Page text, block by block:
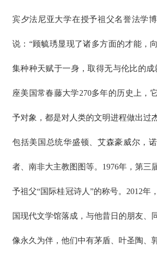
宾夕法尼亚大学在授予祖父名誉法学
说：“顾毓琇显现了诸多方面的才能，
集种种天赋于一身，取得无与伦比的成
座美国常春藤大学270多年的历史上，
予对象，都是对人类的文明进程做出过
包括美国总统华盛顿、艾森豪威尔，
者、南非大主教图图等。1976年，第三
予祖父“国际桂冠诗人”的称号。2012年
国现代文学馆落成，与他昔日的朋友、
像永久为伴，他们中有茅盾、叶圣陶、